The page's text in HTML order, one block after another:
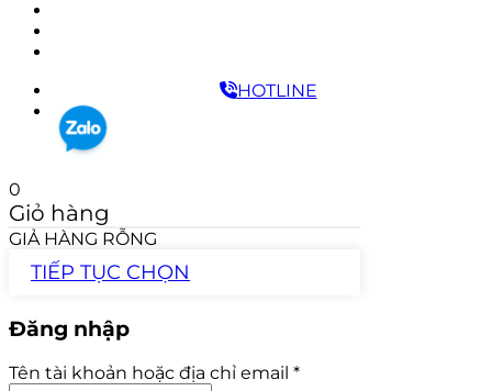
HOTLINE
0
Giỏ hàng
GIẢ HÀNG RỖNG
TIẾP TỤC CHỌN
Đăng nhập
Tên tài khoản hoặc địa chỉ email *